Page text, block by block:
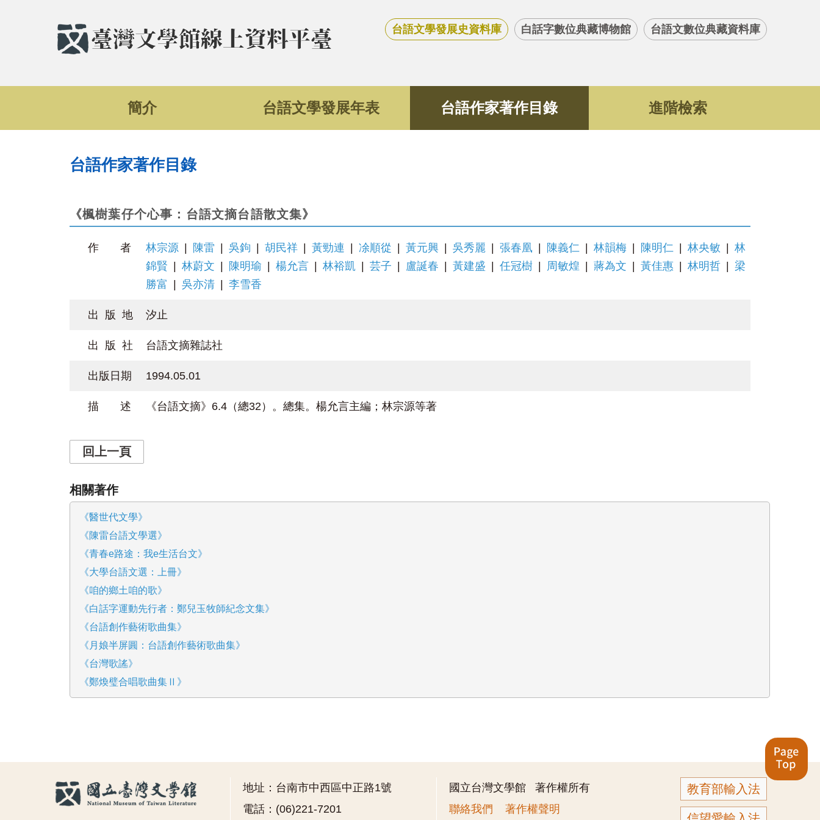
台語文學發展史資料庫 白話字數位典藏博物館 台語文數位典藏資料庫
簡介 台語文學發展年表 台語作家著作目錄 進階檢索
台語作家著作目錄
《楓樹葉仔个心事：台語文摘台語散文集》
作 者 林宗源 陳雷 吳鉤 胡民祥 黃勁連 凃順從 黃元興 吳秀麗 張春凰 陳義仁 林韻梅 陳明仁 林央敏
林
錦賢
林蔚文 陳明瑜 楊允言 林裕凱 芸子 盧誕春 黃建盛 任冠樹 周敏煌 蔣為文 黃佳惠 林明哲
梁
勝富
吳亦清 李雪香
出 版 地 汐止
出 版 社 台語文摘雜誌社
出版日期 1994.05.01
描 述 《台語文摘》6.4（總32）。總集。楊允言主編；林宗源等著
回上一頁
相關著作
《醫世代文學》
《陳雷台語文學選》
《青春e路途：我e生活台文》
《大學台語文選：上冊》
《咱的鄉土咱的歌》
《白話字運動先行者：鄭兒玉牧師紀念文集》
《台語創作藝術歌曲集》
《月娘半屏圓：台語創作藝術歌曲集》
《台灣歌謠》
《鄭煥璧合唱歌曲集Ⅱ》
教育部輸入法
地址：台南市中西區中正路1號
電話：(06)221-7201
國立台灣文學館 著作權所有
聯絡我們
著作權聲明